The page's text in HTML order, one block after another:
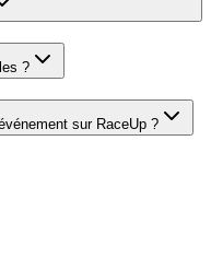
?
sur RaceUp ?